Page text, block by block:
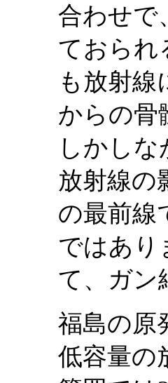
合わせで
ておられ
も放射
からの骨
しかしな
放射線の
の最前線
ではあり
て、ガン
福島の原
低容量の